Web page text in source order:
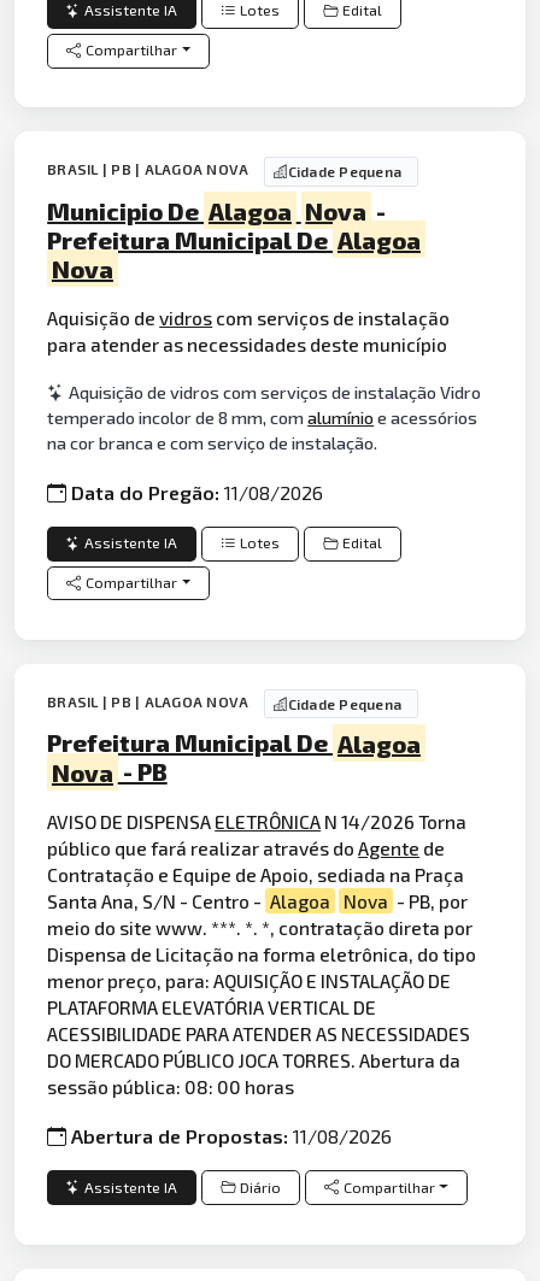
Assistente IA Lotes Edital
Compartilhar
BRASIL | PB | ALAGOA NOVA Cidade Pequena
Municipio De Alagoa Nova -
Prefeitura Municipal De Alagoa
Nova
Aquisição devidros com serviços de instalação
para atender as necessidades deste município
Aquisição de vidros com serviços de instalação Vidro
temperado incolor de 8 mm, comalumínioe acessórios
na cor branca e com serviço de instalação.
Data do Pregão:11/08/2026
Assistente IA Lotes Edital
Compartilhar
BRASIL | PB | ALAGOA NOVA Cidade Pequena
Prefeitura Municipal De Alagoa
Nova - PB
AVISO DE DISPENSA ELETRÔNICA N 14/2026 Torna
público que fará realizar através doAgente de
Contratação e Equipe de Apoio, sediada na Praça
Santa Ana, S/N - Centro - Alagoa Nova - PB, por
meio do site www. ***. *. *, contratação direta por
Dispensa de Licitação na forma eletrônica, do tipo
menor preço, para: AQUISIÇÃO E INSTALAÇÃO DE
PLATAFORMA ELEVATÓRIA VERTICAL DE
ACESSIBILIDADE PARA ATENDER AS NECESSIDADES
DO MERCADO PÚBLICO JOCA TORRES. Abertura da
sessão pública: 08: 00 horas
Abertura de Propostas:11/08/2026
Assistente IA Diário Compartilhar